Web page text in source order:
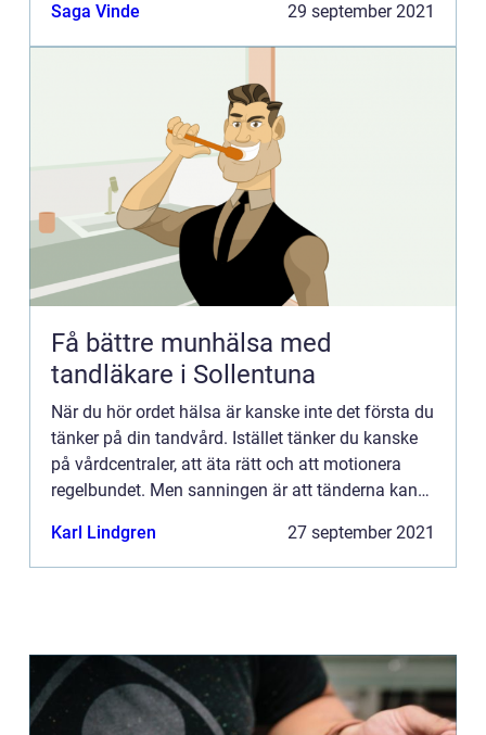
Saga Vinde 29 september 2021
Få bättre munhälsa med
tandläkare i Sollentuna
När du hör ordet hälsa är kanske inte det första du
tänker på din tandvård. Istället tänker du kanske
på vårdcentraler, att äta rätt och att motionera
regelbundet. Men sanningen är att tänderna kan
välbe...
Karl Lindgren 27 september 2021